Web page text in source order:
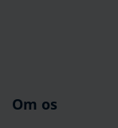
Om os